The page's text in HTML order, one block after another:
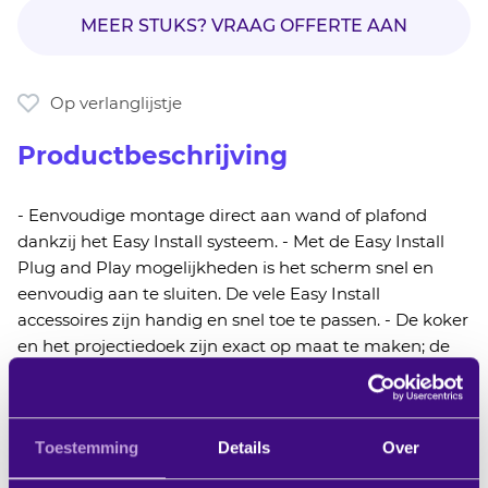
Toestemming Details Over
MEER STUKS? VRAAG OFFERTE AAN
Op verlanglijstje
Productbeschrijving
- Eenvoudige montage direct aan wand of plafond
dankzij het Easy Install systeem. - Met de Easy Install
Plug and Play mogelijkheden is het scherm snel en
eenvoudig aan te sluiten. De vele Easy Install
accessoires zijn handig en snel toe te passen. - De koker
en het projectiedoek zijn exact op maat te maken; de
koker en onderbalk zijn in iedere gewenste kleur
leverbaar voor een optimale integratie in elk interieur. -
De automatische begrenzing bij in- en uitrollen
garandeert een lange levensduur van het
projectiedoek. - Inkorten of smaller maken van het